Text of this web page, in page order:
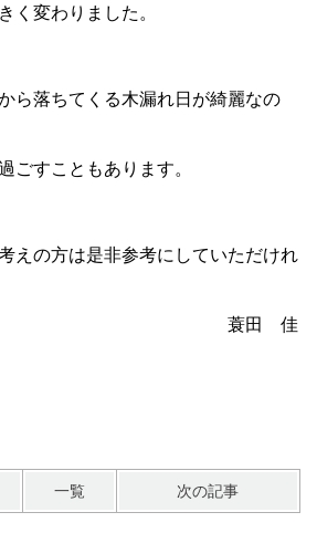
く変わりました。
ら落ちてくる木漏れ日が綺麗なの
ごすこともあります。
えの方は是非参考にしていただけれ
佳
一覧 次の記事